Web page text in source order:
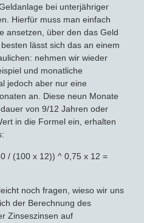
bei unterjähriger
Hierfür muss man einfach
ansetzen, über den das Geld
lässt sich das an einem
nehmen wir wieder
und monatliche
jedoch aber nur eine
an. Diese neun Monate
von 9/12 Jahren oder
in die Formel ein, erhalten
/ (100 x 12)) ^ 0,75 x 12 =
noch fragen, wieso wir uns
der Berechnung des
Zinseszinsen auf